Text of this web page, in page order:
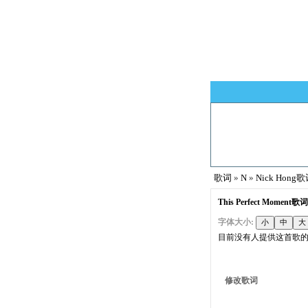
歌词 » N » Nick Hong歌
This Perfect Moment歌
字体大小:
目前没有人提供这首歌
修改歌词